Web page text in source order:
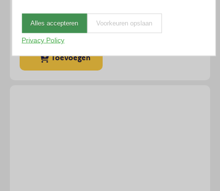
54,03
Toevoegen
Alles accepteren Voorkeuren opslaan
Privacy Policy